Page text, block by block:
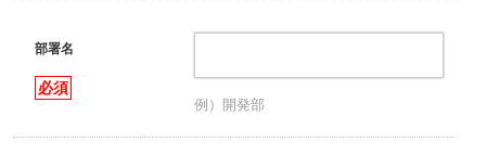
部署名
必須
例）開発部